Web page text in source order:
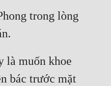
trong lòng
là muốn khoe
bác trước mặt